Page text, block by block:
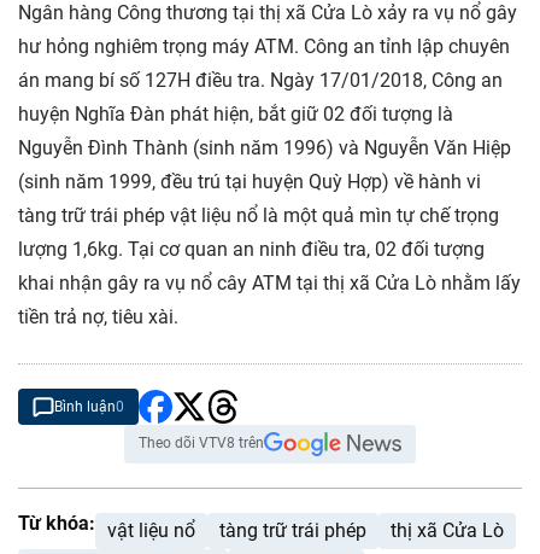
Ngân hàng Công thương tại thị xã Cửa Lò xảy ra vụ nổ gây
hư hỏng nghiêm trọng máy ATM. Công an tỉnh lập chuyên
án mang bí số 127H điều tra. Ngày 17/01/2018, Công an
huyện Nghĩa Đàn phát hiện, bắt giữ 02 đối tượng là
Nguyễn Đình Thành (sinh năm 1996) và Nguyễn Văn Hiệp
(sinh năm 1999, đều trú tại huyện Quỳ Hợp) về hành vi
tàng trữ trái phép vật liệu nổ là một quả mìn tự chế trọng
lượng 1,6kg. Tại cơ quan an ninh điều tra, 02 đối tượng
khai nhận gây ra vụ nổ cây ATM tại thị xã Cửa Lò nhằm lấy
tiền trả nợ, tiêu xài.
Bình luận0
Theo dõi VTV8 trên
Từ khóa: vật liệu nổ tàng trữ trái phép
thị xã Cửa Lò